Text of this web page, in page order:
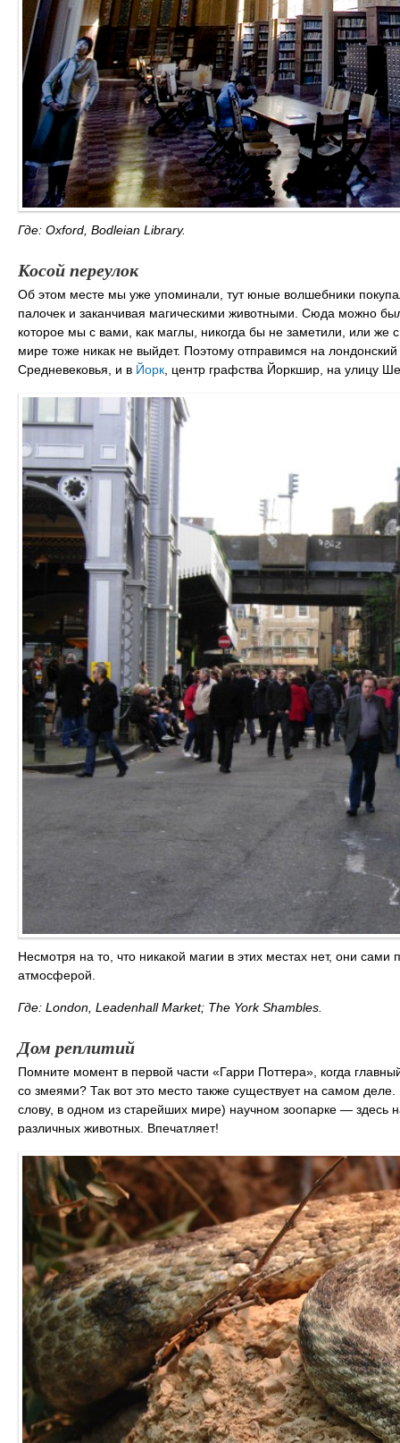
Где: Oxford, Bodleian Library.
Косой переулок
Об этом месте мы уже упоминали, тут юные волшебники
палочек и заканчивая магическими животными. Сюда можно
которое мы с вами, как маглы, никогда бы не заметили, или
мире тоже никак не выйдет. Поэтому отправимся на
Средневековья, и в Йорк , центр графства Йоркшир, на улицу
Несмотря на то, что никакой магии в этих местах нет, они
атмосферой.
Где: London, Leadenhall Market; The York Shambles.
Дом реплитий
Помните момент в первой части «Гарри Поттера», когда
со змеями? Так вот это место также существует на самом
слову, в одном из старейших мире) научном зоопарке — здесь
различных животных. Впечатляет!